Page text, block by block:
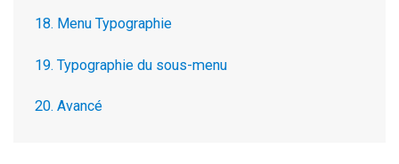
18. Menu Typographie
19. Typographie du sous-menu
20. Avancé